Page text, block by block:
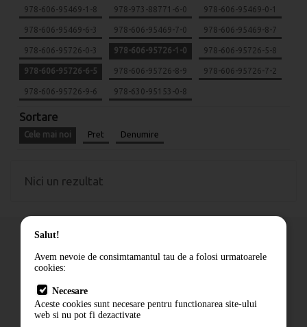
978-606-95469-1-8 978-973-88771-6-0 978-606-95469-0-1
978-606-95469-6-3 978-606-95469-7-0 978-606-95469-8-7
978-606-95726-0-3 978-606-95726-1-0 978-606-95726-5-8
978-606-95726-6-5 978-606-95726-8-9 978-606-95726-7-2
978-606-95726-9-6 978-630-95153-0-8
Sortare
Cele mai noi Pret Denumire
Nici un rezultat
Cum comand
Livrare
Contact
Salut!
Avem nevoie de consimtamantul tau de a folosi urmatoarele
cookies:
Necesare
Aceste cookies sunt necesare pentru functionarea site-ului
web si nu pot fi dezactivate